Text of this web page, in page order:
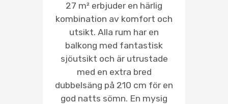
27 m² erbjuder en härlig
kombination av komfort och
utsikt. Alla rum har en
balkong med fantastisk
sjöutsikt och är utrustade
med en extra bred
dubbelsäng på 210 cm för en
god natts sömn. En mysig